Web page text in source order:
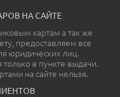
НА САЙТЕ
картам а так же
предоставляем все
юридических лиц.
в пункте выдачи.
на сайте нельзя.